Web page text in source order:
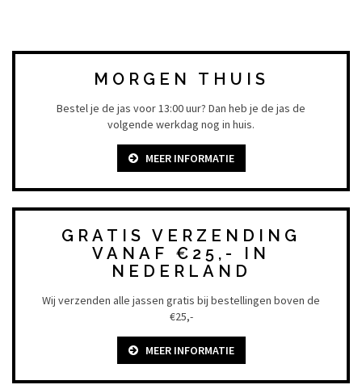
MORGEN THUIS
Bestel je de jas voor 13:00 uur? Dan heb je de jas de
volgende werkdag nog in huis.
MEER INFORMATIE
GRATIS VERZENDING
VANAF €25,- IN
NEDERLAND
Wij verzenden alle jassen gratis bij bestellingen boven de
€25,-
MEER INFORMATIE